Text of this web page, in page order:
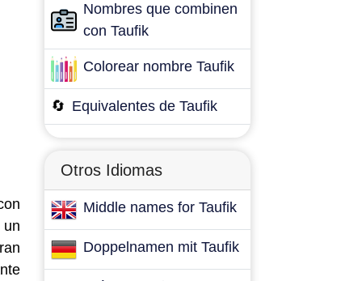
Nombres que combinen
con Taufik
Colorear nombre Taufik
🔄 Equivalentes de Taufik
Otros Idiomas
Middle names for Taufik
Doppelnamen mit Taufik